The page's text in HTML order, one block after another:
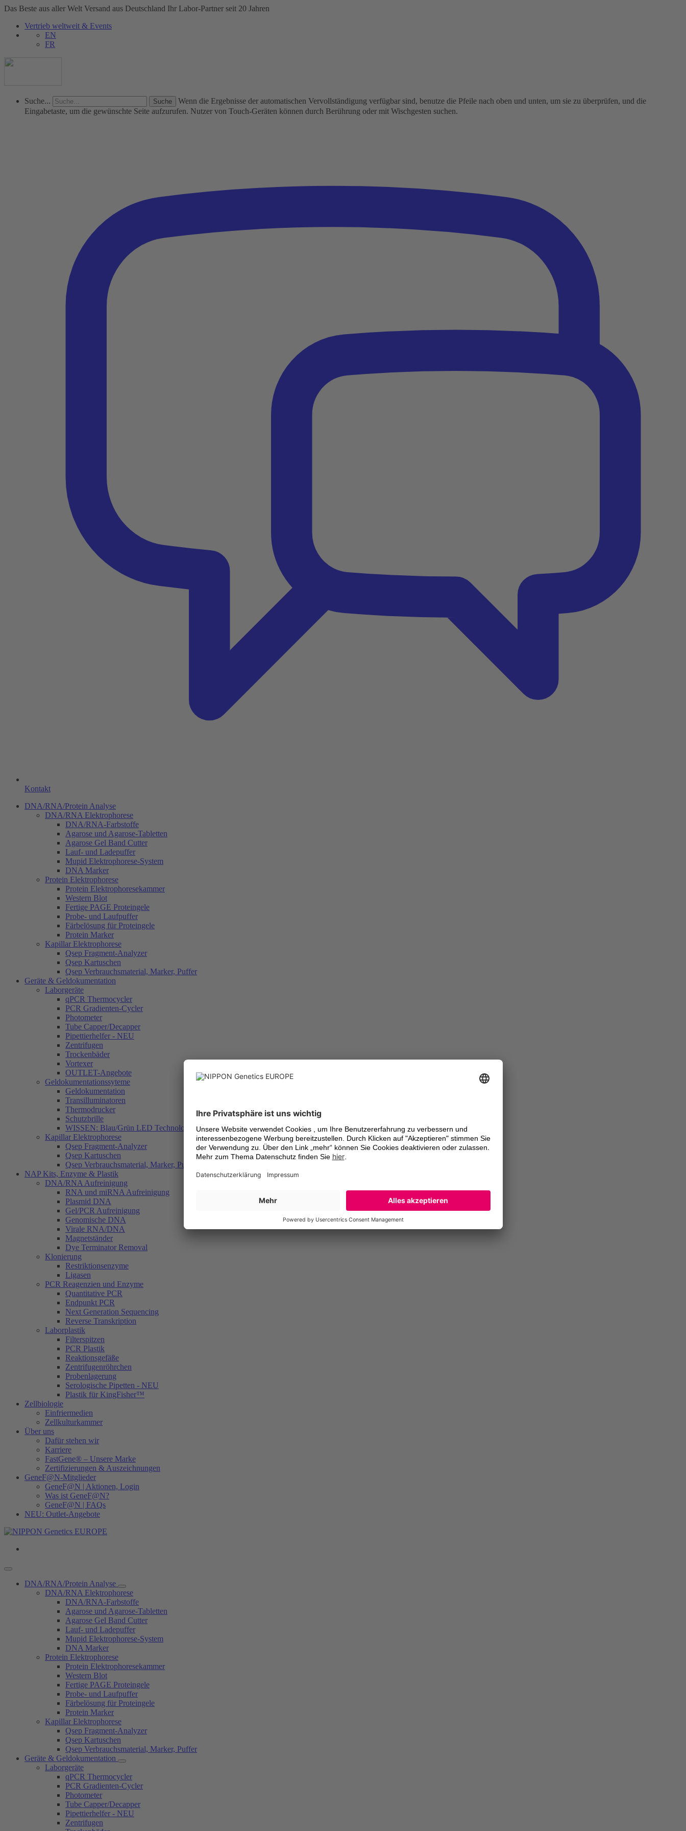
Das Beste aus aller Welt Versand aus Deutschland Ihr Labor-Partner seit 20 Jahren
Vertrieb weltweit & Events
EN
FR
Suche...
Wenn die Ergebnisse der automatischen Vervollständigung verfügbar sind, benutze die Pfeile nach oben und unten, um sie zu überprüfen, und die
Eingabetaste, um die gewünschte Seite aufzurufen. Nutzer von Touch-Geräten können durch Berührung oder mit Wischgesten suchen.
Kontakt
DNA/RNA/Protein Analyse
DNA/RNA Elektrophorese
DNA/RNA-Farbstoffe
Agarose und Agarose-Tabletten
Agarose Gel Band Cutter
Lauf- und Ladepuffer
Mupid Elektrophorese-System
DNA Marker
Protein Elektrophorese
Protein Elektrophoresekammer
Western Blot
Fertige PAGE Proteingele
Probe- und Laufpuffer
Färbelösung für Proteingele
Protein Marker
Kapillar Elektrophorese
Qsep Fragment-Analyzer
Qsep Kartuschen
Qsep Verbrauchsmaterial, Marker, Puffer
Geräte & Geldokumentation
Laborgeräte
qPCR Thermocycler
PCR Gradienten-Cycler
Photometer
Tube Capper/Decapper
Pipettierhelfer - NEU
Zentrifugen
Trockenbäder
Vortexer
OUTLET-Angebote
Geldokumentationssyteme
Geldokumentation
Transilluminatoren
Thermodrucker
Schutzbrille
WISSEN: Blau/Grün LED Technologie
Kapillar Elektrophorese
Qsep Fragment-Analyzer
Qsep Kartuschen
Qsep Verbrauchsmaterial, Marker, Puffer
NAP Kits, Enzyme & Plastik
DNA/RNA Aufreinigung
RNA und miRNA Aufreinigung
Plasmid DNA
Gel/PCR Aufreinigung
Genomische DNA
Virale RNA/DNA
Magnetständer
Dye Terminator Removal
Klonierung
Restriktionsenzyme
Ligasen
PCR Reagenzien und Enzyme
Quantitative PCR
Endpunkt PCR
Next Generation Sequencing
Reverse Transkription
Laborplastik
Filterspitzen
PCR Plastik
Reaktionsgefäße
Zentrifugenröhrchen
Probenlagerung
Serologische Pipetten - NEU
Plastik für KingFisher™
Zellbiologie
Einfriermedien
Zellkulturkammer
Über uns
Dafür stehen wir
Karriere
FastGene® – Unsere Marke
Zertifizierungen & Auszeichnungen
GeneF@N-Mitglieder
GeneF@N | Aktionen, Login
Was ist GeneF@N?
GeneF@N | FAQs
NEU: Outlet-Angebote
DNA/RNA/Protein Analyse
DNA/RNA Elektrophorese
DNA/RNA-Farbstoffe
Agarose und Agarose-Tabletten
Agarose Gel Band Cutter
Lauf- und Ladepuffer
Mupid Elektrophorese-System
DNA Marker
Protein Elektrophorese
Protein Elektrophoresekammer
Western Blot
Fertige PAGE Proteingele
Probe- und Laufpuffer
Färbelösung für Proteingele
Protein Marker
Kapillar Elektrophorese
Qsep Fragment-Analyzer
Qsep Kartuschen
Qsep Verbrauchsmaterial, Marker, Puffer
Geräte & Geldokumentation
Laborgeräte
qPCR Thermocycler
PCR Gradienten-Cycler
Photometer
Tube Capper/Decapper
Pipettierhelfer - NEU
Zentrifugen